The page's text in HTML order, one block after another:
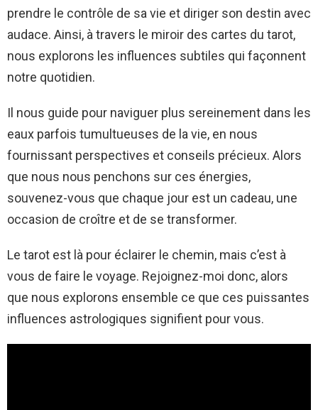
prendre le contrôle de sa vie et diriger son destin avec
audace. Ainsi, à travers le miroir des cartes du tarot,
nous explorons les influences subtiles qui façonnent
notre quotidien.
Il nous guide pour naviguer plus sereinement dans les
eaux parfois tumultueuses de la vie, en nous
fournissant perspectives et conseils précieux. Alors
que nous nous penchons sur ces énergies,
souvenez-vous que chaque jour est un cadeau, une
occasion de croître et de se transformer.
Le tarot est là pour éclairer le chemin, mais c’est à
vous de faire le voyage. Rejoignez-moi donc, alors
que nous explorons ensemble ce que ces puissantes
influences astrologiques signifient pour vous.